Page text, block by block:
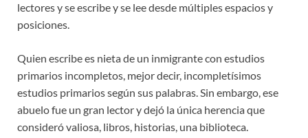
lectores y se escribe y se lee desde múltiples espacios y
posiciones.
Quien escribe es nieta de un inmigrante con estudios
primarios incompletos, mejor decir, incompletísimos
estudios primarios según sus palabras. Sin embargo, ese
abuelo fue un gran lector y dejó la única herencia que
consideró valiosa, libros, historias, una biblioteca.